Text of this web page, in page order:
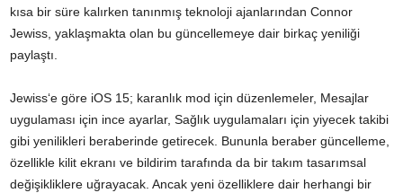
kısa bir süre kalırken tanınmış teknoloji ajanlarından Connor
Jewiss, yaklaşmakta olan bu güncellemeye dair birkaç yeniliği
paylaştı.
Jewiss‘e göre iOS 15; karanlık mod için düzenlemeler, Mesajlar
uygulaması için ince ayarlar, Sağlık uygulamaları için yiyecek takibi
gibi yenilikleri beraberinde getirecek. Bununla beraber güncelleme,
özellikle kilit ekranı ve bildirim tarafında da bir takım tasarımsal
değişikliklere uğrayacak. Ancak yeni özelliklere dair herhangi bir